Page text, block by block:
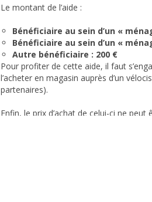
Le montant de l’aide :
Bénéficiaire au sein d’un «
Bénéficiaire au sein d’un «
Autre bénéficiaire : 200 €
Pour profiter de cette aide, il faut
l’acheter en magasin auprès d’un
partenaires).
Enfin, le prix d’achat de celui-ci ne